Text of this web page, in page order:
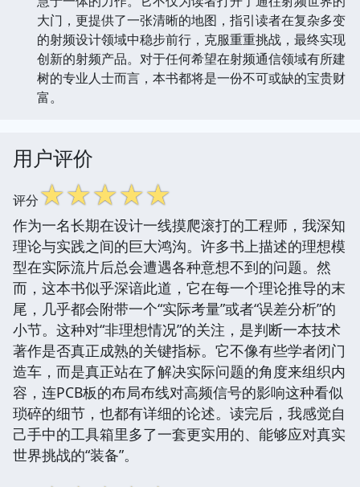
大门，更提供了一张清晰的地图，指引读者在复杂多变
的射频设计领域中稳步前行，克服重重挑战，最终实现
创新的射频产品。对于任何希望在射频通信领域有所建
树的专业人士而言，本书都将是一份不可或缺的宝贵财
富。
用户评价
评分☆☆☆☆☆
作为一名长期在设计一线摸爬滚打的工程师，我深知
理论与实践之间的巨大鸿沟。许多书上描述的理想模
型在实际流片后总会遭遇各种意想不到的问题。然
而，这本书似乎深谙此道，它在每一个理论推导的末
尾，几乎都会附带一个“实际考量”或者“误差分析”的
小节。这种对“非理想情况”的关注，是判断一本技术
著作是否真正成熟的关键指标。它不像有些学者闭门
造车，而是真正站在了解决实际问题的角度来组织内
容，连PCB板的布局布线对高频信号的影响这种看似
琐碎的细节，也都有详细的论述。读完后，我感觉自
己手中的工具箱里多了一套更实用的、能够应对真实
世界挑战的“装备”。